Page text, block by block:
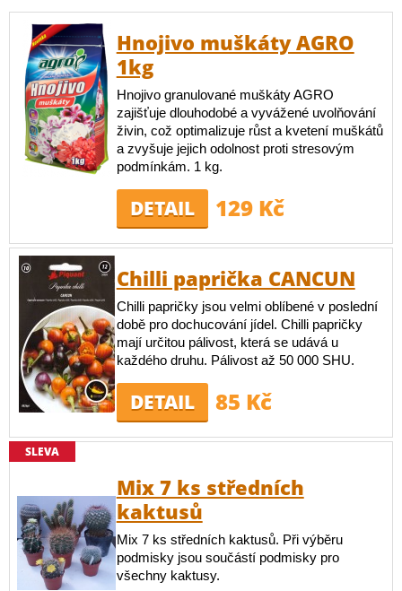
Hnojivo muškáty AGRO
1kg
Hnojivo granulované muškáty AGRO
zajišťuje dlouhodobé a vyvážené uvolňování
živin, což optimalizuje růst a kvetení muškátů
a zvyšuje jejich odolnost proti stresovým
podmínkám. 1 kg.
DETAIL 129 Kč
Chilli paprička CANCUN
Chilli papričky jsou velmi oblíbené v poslední
době pro dochucování jídel. Chilli papričky
mají určitou pálivost, která se udává u
každého druhu. Pálivost až 50 000 SHU.
DETAIL 85 Kč
SLEVA
Mix 7 ks středních
kaktusů
Mix 7 ks středních kaktusů. Při výběru
podmisky jsou součástí podmisky pro
všechny kaktusy.